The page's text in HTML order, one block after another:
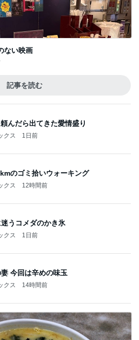
ない映画
記事を読む
んだら出てきた愛情盛り
クス 1日前
のゴミ拾いウォーキング
クス 12時間前
うコメダのかき氷
クス 1日前
今回は辛めの味玉
クス 14時間前